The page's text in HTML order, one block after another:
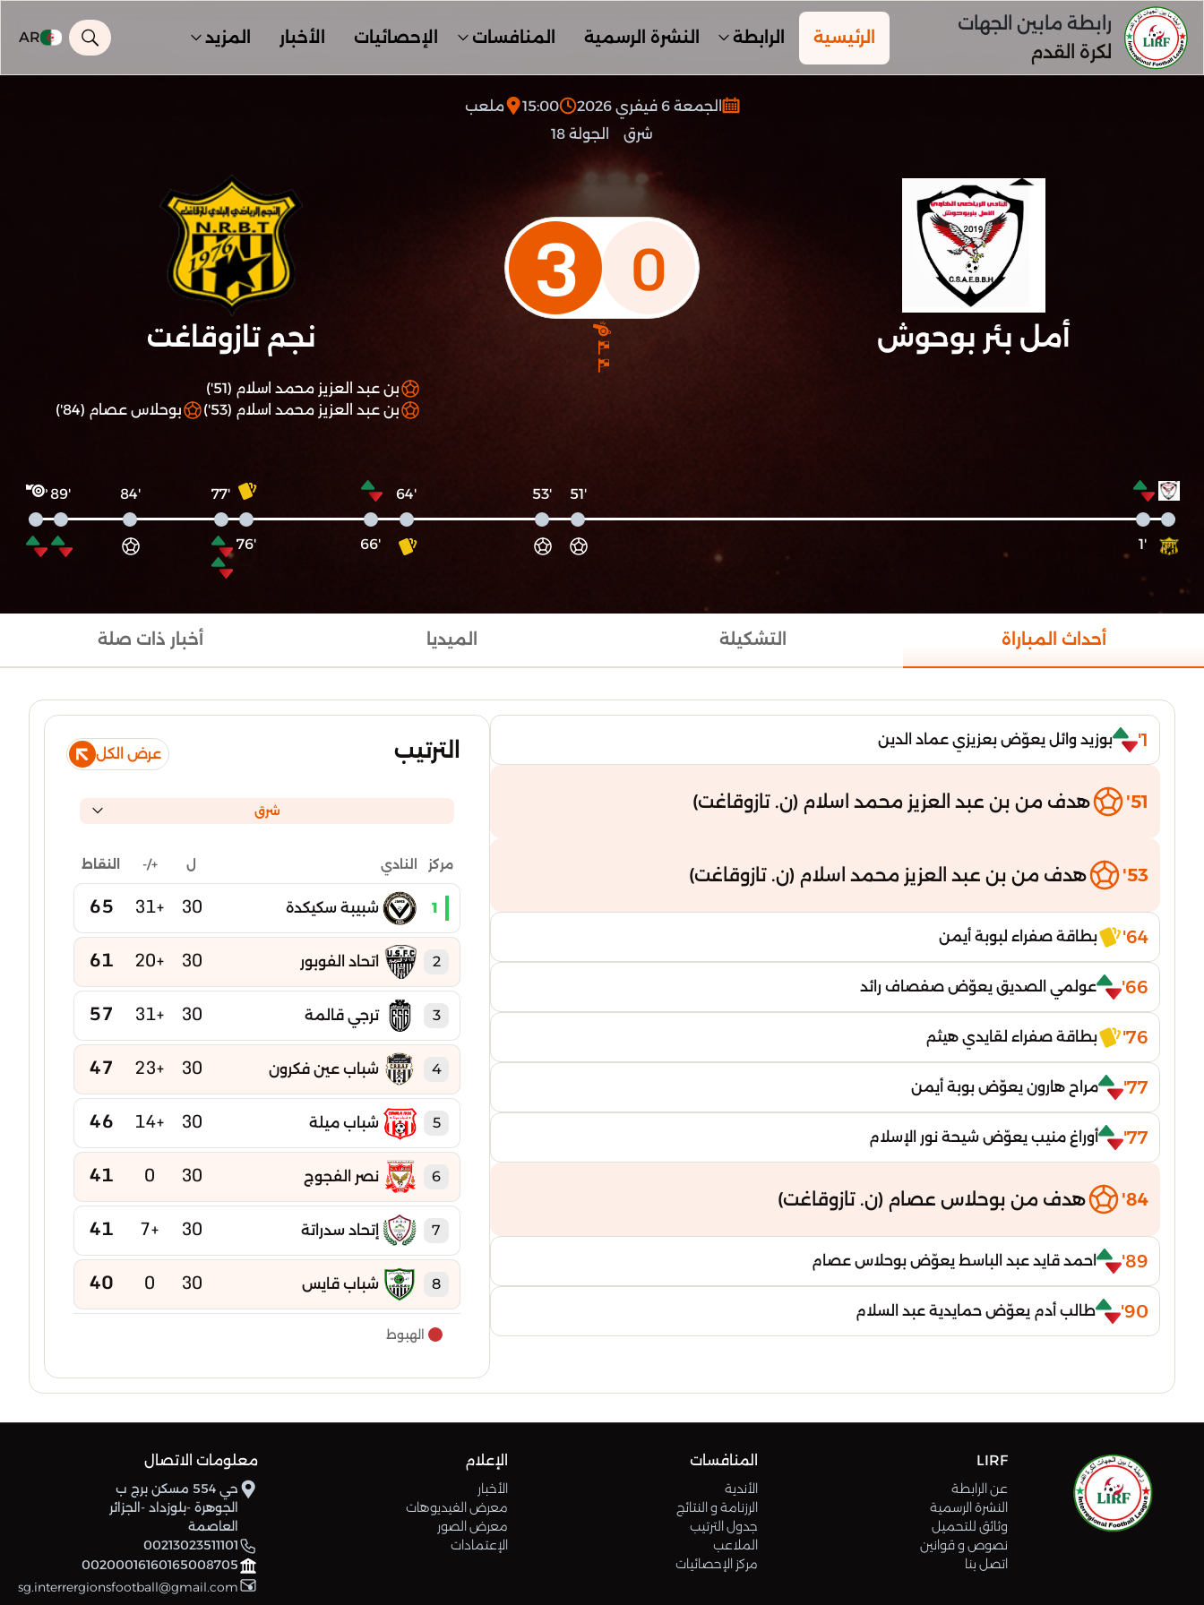
رابطة مابين الجهات
لكرة القدم
الرئيسية الرابطة النشرة الرسمية المنافسات الإحصائيات الأخبار المزيد AR
الجمعة 6 فيفري 2026 15:00
ملعب
شرق
الجولة 18
أمل بئر بوحوش
0
3
نجم تازوقاغت
بن عبد العزيز محمد اسلام (51')
بن عبد العزيز محمد اسلام (53')
بوحلاس عصام (84')
'1
'51
'53
'64
'66
'76
'77
'84
'89
أحداث المباراة التشكيلة الميديا أخبار ذات صلة
1' بوزيد وائل يعوّض بعزيزي عماد الدين
51' هدف من بن عبد العزيز محمد اسلام (ن. تازوقاغت)
53' هدف من بن عبد العزيز محمد اسلام (ن. تازوقاغت)
64' بطاقة صفراء لبوبة أيمن
66' عولمي الصديق يعوّض صفصاف رائد
76' بطاقة صفراء لقايدي هيثم
77' مراح هارون يعوّض بوبة أيمن
77' أوراغ منيب يعوّض شيحة نور الإسلام
84' هدف من بوحلاس عصام (ن. تازوقاغت)
89' احمد قايد عبد الباسط يعوّض بوحلاس عصام
90' طالب أدم يعوّض حمايدية عبد السلام
الترتيب عرض الكل
شرق
مركز النادي ل +/- النقاط
1 شبيبة سكيكدة 30
+31
65
2 اتحاد الفوبور 30
+20
61
3 ترجي قالمة 30
+31
57
4 شباب عين فكرون 30
+23
47
5 شباب ميلة 30
+14
46
6 نصر الفجوج 30
0
41
7 إتحاد سدراتة 30
+7
41
8 شباب قايس 30
0
40
9
10 امل عين مليلة 30
-5
39
30
-15
30
-6
الهبوط
LIRF
عن الرابطة
النشرة الرسمية
وثائق للتحميل
نصوص و قوانين
اتصل بنا
المنافسات
الأندية
الرزنامة و النتائج
جدول الترتيب
الملاعب
مركز الإحصائيات
الإعلام
الأخبار
معرض الفيديوهات
معرض الصور
الإعتمادات
معلومات الاتصال
حي 554 مسكن برج ب
الجوهرة -بلوزداد -الجزائر
العاصمة
00213023511101
00200016160165008705
sg.interrergionsfootball@gmail.com